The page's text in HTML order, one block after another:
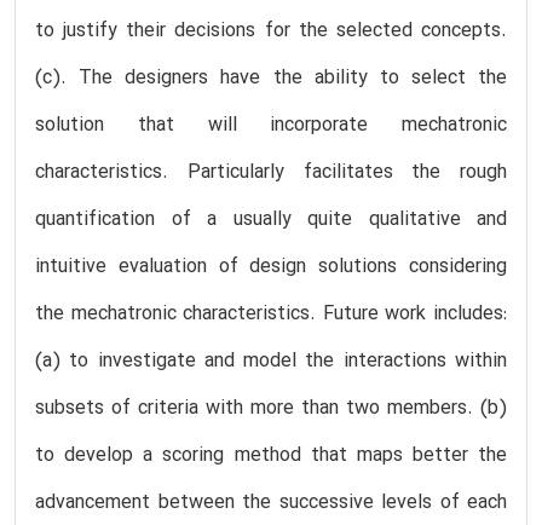
to justify their decisions for the selected concepts.
(c). The designers have the ability to select the
solution that will incorporate mechatronic
characteristics. Particularly facilitates the rough
quantification of a usually quite qualitative and
intuitive evaluation of design solutions considering
the mechatronic characteristics. Future work includes:
(a) to investigate and model the interactions within
subsets of criteria with more than two members. (b)
to develop a scoring method that maps better the
advancement between the successive levels of each